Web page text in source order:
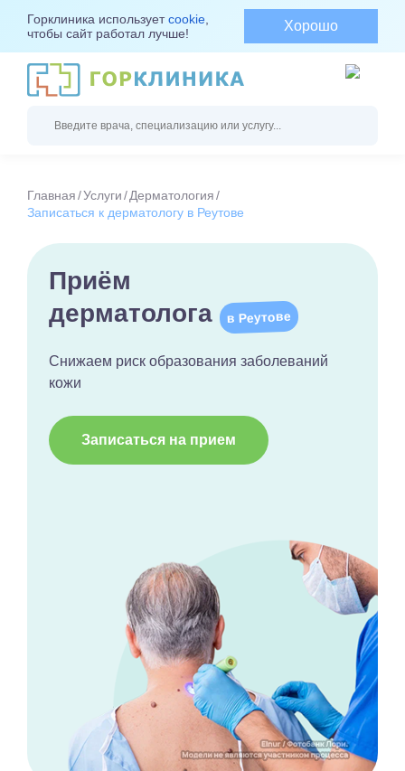
Горклиника используетcookie
чтобы сайт работал лучше!
Хорошо
Главная Услуги Дерматология
Записаться к дерматологу в Реутове
Приём
дерматолога
в Реутове
Снижаем риск образования заболеваний
кожи
Записаться на прием